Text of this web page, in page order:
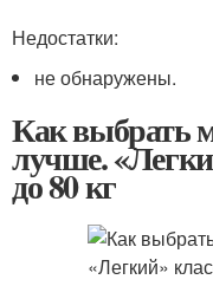
Недостатки:
не обнаружены.
Как выбрать
лучше.
до 80 кг